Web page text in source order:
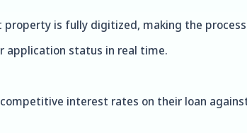
property is fully digitized, making the
application status in real time.
interest rates on their loan